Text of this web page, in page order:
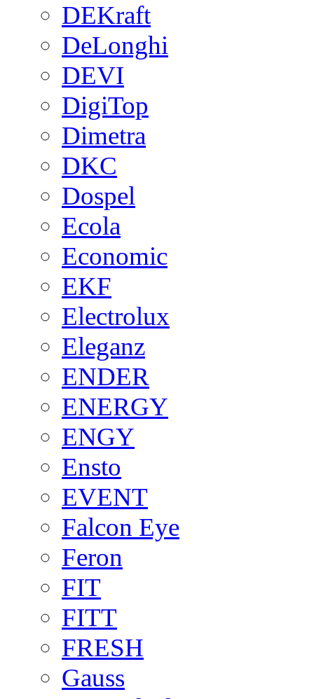
DEKraft
DeLonghi
DEVI
DigiTop
Dimetra
DKC
Dospel
Ecola
Economic
EKF
Electrolux
Eleganz
ENDER
ENERGY
ENGY
Ensto
EVENT
Falcon Eye
Feron
FIT
FITT
FRESH
Gauss